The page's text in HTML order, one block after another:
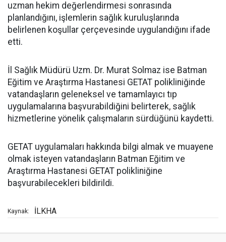
uzman hekim değerlendirmesi sonrasında
planlandığını, işlemlerin sağlık kuruluşlarında
belirlenen koşullar çerçevesinde uygulandığını ifade
etti.
İl Sağlık Müdürü Uzm. Dr. Murat Solmaz ise Batman
Eğitim ve Araştırma Hastanesi GETAT polikliniğinde
vatandaşların geleneksel ve tamamlayıcı tıp
uygulamalarına başvurabildiğini belirterek, sağlık
hizmetlerine yönelik çalışmaların sürdüğünü kaydetti.
GETAT uygulamaları hakkında bilgi almak ve muayene
olmak isteyen vatandaşların Batman Eğitim ve
Araştırma Hastanesi GETAT polikliniğine
başvurabilecekleri bildirildi.
Kaynak: İLKHA